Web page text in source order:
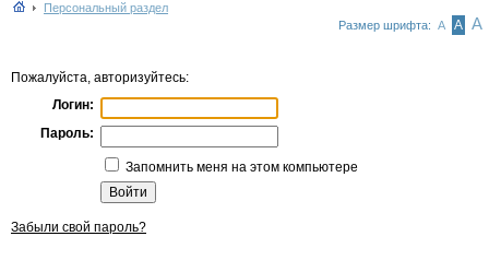
Персональный раздел
Размер шрифта: А А А
Пожалуйста, авторизуйтесь:
Логин:
Пароль:
Запомнить меня на этом компьютере
Забыли свой пароль?